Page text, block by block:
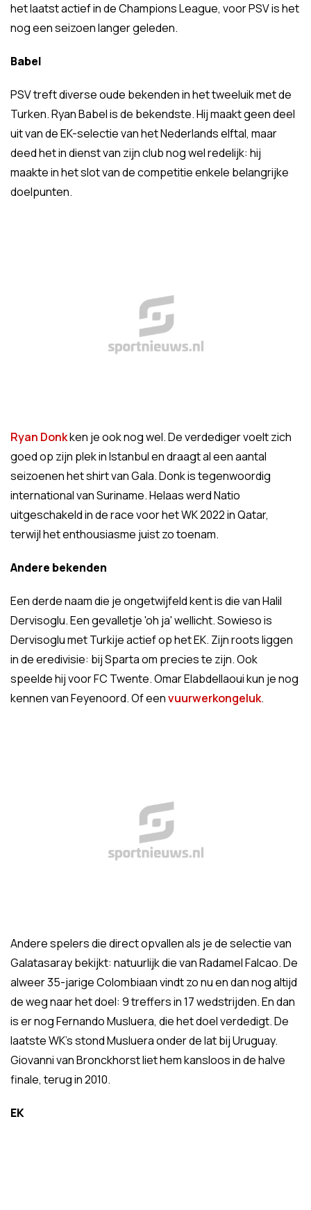
het laatst actief in de Champions League, voor PSV is het
nog een seizoen langer geleden.
Babel
PSV treft diverse oude bekenden in het tweeluik met de
Turken. Ryan Babel is de bekendste. Hij maakt geen deel
uit van de EK-selectie van het Nederlands elftal, maar
deed het in dienst van zijn club nog wel redelijk: hij
maakte in het slot van de competitie enkele belangrijke
doelpunten.
Ryan Donkken je ook nog wel. De verdediger voelt zich
goed op zijn plek in Istanbul en draagt al een aantal
seizoenen het shirt van Gala. Donk is tegenwoordig
international van Suriname. Helaas werd Natio
uitgeschakeld in de race voor het WK 2022 in Qatar,
terwijl het enthousiasme juist zo toenam.
Andere bekenden
Een derde naam die je ongetwijfeld kent is die van Halil
Dervisoglu. Een gevalletje 'oh ja' wellicht. Sowieso is
Dervisoglu met Turkije actief op het EK. Zijn roots liggen
in de eredivisie: bij Sparta om precies te zijn. Ook
speelde hij voor FC Twente. Omar Elabdellaoui kun je nog
kennen van Feyenoord. Of eenvuurwerkongeluk.
Andere spelers die direct opvallen als je de selectie van
Galatasaray bekijkt: natuurlijk die van Radamel Falcao. De
alweer 35-jarige Colombiaan vindt zo nu en dan nog altijd
de weg naar het doel: 9 treffers in 17 wedstrijden. En dan
is er nog Fernando Musluera, die het doel verdedigt. De
laatste WK's stond Musluera onder de lat bij Uruguay.
Giovanni van Bronckhorst liet hem kansloos in de halve
finale, terug in 2010.
EK